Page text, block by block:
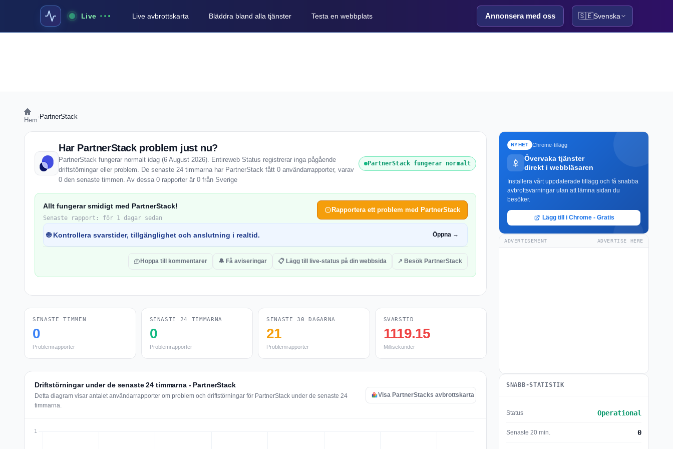
Live Live avbrottskarta Bläddra bland alla tjänster Testa en webbplats Annonsera med oss 🇸🇪Svenska
Hem PartnerStack
Har PartnerStack problem just nu?
PartnerStack fungerar normalt idag (6 August 2026). Entireweb Status registrerar inga pågående
driftstörningar eller problem. De senaste 24 timmarna har PartnerStack fått 0 användarrapporter, varav
0 den senaste timmen. Av dessa 0 rapporter är 0 från Sverige
PartnerStack fungerar normalt
Allt fungerar smidigt med PartnerStack!
Senaste rapport: för 1 dagar sedan
Rapportera ett problem med PartnerStack
🌐 Kontrollera svarstider, tillgänglighet och anslutning i realtid. Öppna →
Hoppa till kommentarer 🔔 Få aviseringar 📋 Lägg till live-status på din webbsida ↗ Besök PartnerStack
SENASTE TIMMEN
0
Problemrapporter
SENASTE 24 TIMMARNA
0
Problemrapporter
SENASTE 30 DAGARNA
21
Problemrapporter
SVARSTID
1119.15
Millisekunder
Driftstörningar under de senaste 24 timmarna - PartnerStack
Detta diagram visar antalet användarrapporter om problem och driftstörningar för PartnerStack under de senaste 24
timmarna.
Visa PartnerStacks avbrottskarta
NYHET Chrome-tillägg
Övervaka tjänster
direkt i webbläsaren
Installera vårt uppdaterade tillägg och få snabba
avbrottsvarningar utan att lämna sidan du
besöker.
Lägg till i Chrome - Gratis
ADVERTISEMENT ADVERTISE HERE
SNABB-STATISTIK
Status Operational
Senaste 20 min. 0